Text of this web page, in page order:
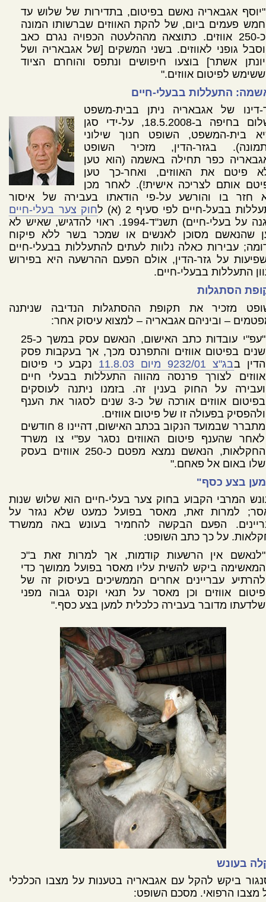
"יוסף אגבאריה נאשם בפיטום, בתדירות של שלוש עד
חמש פעמים ביום, של להקת האווזים שברשותו המונה
כ-250 אווזים. כתוצאה מההלעטה הכפויה נגרם כאב
וסבל גופני לאווזים. בשני המשקים [של אגבאריה ושל
יונתן אשתר] בוצעו חיפושים ונתפס והוחרם הציוד
ששימש לפיטום אווזים."
התעללות בבעלי-חיים
דינו של אגבאריה ניתן בבית-משפט
השלום בחיפה ב-18.5.2008, על-ידי סגן
בית-המשפט, השופט חנוך שילוני
בגזר-הדין, מזכיר השופט
כפר תחילה באשמה (הוא טען
פיטם את האווזים, ואחר-כך טען
אותם לצריכה אישית!). לאחר מכן
חזר בו והורשע על-פי הודאתו בעבירה של איסור
בבעל-חיים לפי סעיף 2 (א) ל
חוק צער בעלי-חיים
(הגנה על בעלי-חיים) תשנ"ד-1994. ראוי להדגיש, שאיש לא
שהנאשם מסוכן לאנשים או שמכר בשר ללא פיקוח
עבירות כאלה נלוות לעתים להתעללות בבעלי-חיים
על גזר-הדין, אולם הפעם ההרשעה היא בפירוש
התעללות בבעלי-חיים.
הסתגלות
מזכיר את תקופת ההסתגלות הנדיבה שניתנה
– וביניהם אגבאריה – למצוא עיסוק אחר:
"עפ"י עובדות כתב האישום, הנאשם עסק במשך כ-25
שנים בפיטום אווזים והתפרנס מכך, אך בעקבות פסק
הדין בבג"צ 9232/01 מיום 11.8.03
נקבע כי פיטום
אווזים לצורך פרנסה מהווה התעללות בבעלי חיים
ועבירה על החוק בענין זה. בזמנו ניתנה לעוסקים
בפיטום אווזים אורכה של כ-3 שנים לסגור את הענף
ולהפסיק בפעולה זו של פיטום אווזים.
מתברר שבמועד הנקוב בכתב האישום, דהיינו 8 חודשים
לאחר שהענף פיטום האווזים נסגר עפ"י צו משרד
החקלאות, הנאשם נמצא מפטם כ-250 אווזים בעסק
שלו באום אל פאחם."
בצע כסף"
המרבי הקבוע בחוק צער בעלי-חיים הוא שלוש שנות
למרות זאת, מאסר בפועל כמעט שלא נגזר על
הפעם הבקשה להחמיר בעונש באה ממשרד
על כך כתב השופט:
"לנאשם אין הרשעות קודמות, אך למרות זאת ב"כ
המאשימה ביקש להשית עליו מאסר בפועל ממושך כדי
להרתיע עבריינים אחרים הממשיכים בעיסוק זה של
פיטום אווזים וכן מאסר על תנאי וקנס גבוה מפני
שלדעתו מדובר בעבירה כלכלית למען בצע כסף."
בעונש
ביקש להקל עם אגבאריה בטענות על מצבו הכלכלי
מצבו הרפואי. מסכם השופט: